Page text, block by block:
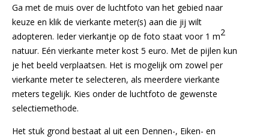
Ga met de muis over de luchtfoto van het gebied naar
keuze en klik de vierkante meter(s) aan die jij wilt
adopteren. Ieder vierkantje op de foto staat voor 1 m2
natuur. Eén vierkante meter kost 5 euro. Met de pijlen kun
je het beeld verplaatsen. Het is mogelijk om zowel per
vierkante meter te selecteren, als meerdere vierkante
meters tegelijk. Kies onder de luchtfoto de gewenste
selectiemethode.
Het stuk grond bestaat al uit een Dennen-, Eiken- en